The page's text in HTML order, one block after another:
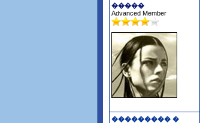
�����
Advanced Member
��������� �